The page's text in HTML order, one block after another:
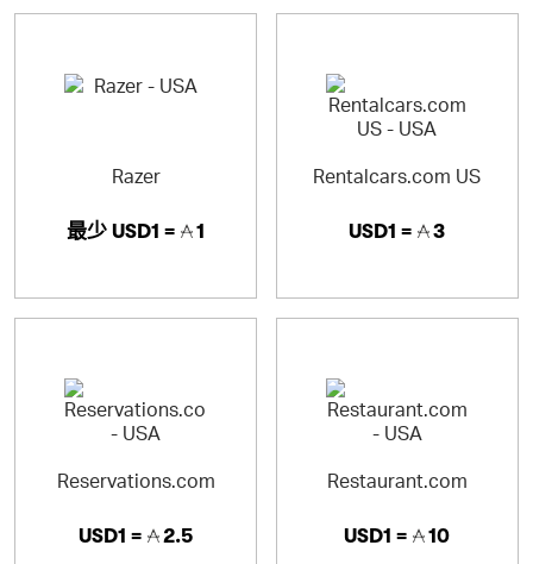
Razer
最少 USD1 = 1
Rentalcars.com US
USD1 = 3
Reservations.com
USD1 = 2.5
Restaurant.com
USD1 = 10